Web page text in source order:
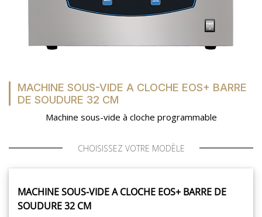
MACHINE SOUS-VIDE A CLOCHE EOS+ BARRE
DE SOUDURE 32 CM
Machine sous-vide à cloche programmable
CHOISISSEZ VOTRE MODÈLE
MACHINE SOUS-VIDE A CLOCHE EOS+ BARRE DE
SOUDURE 32 CM